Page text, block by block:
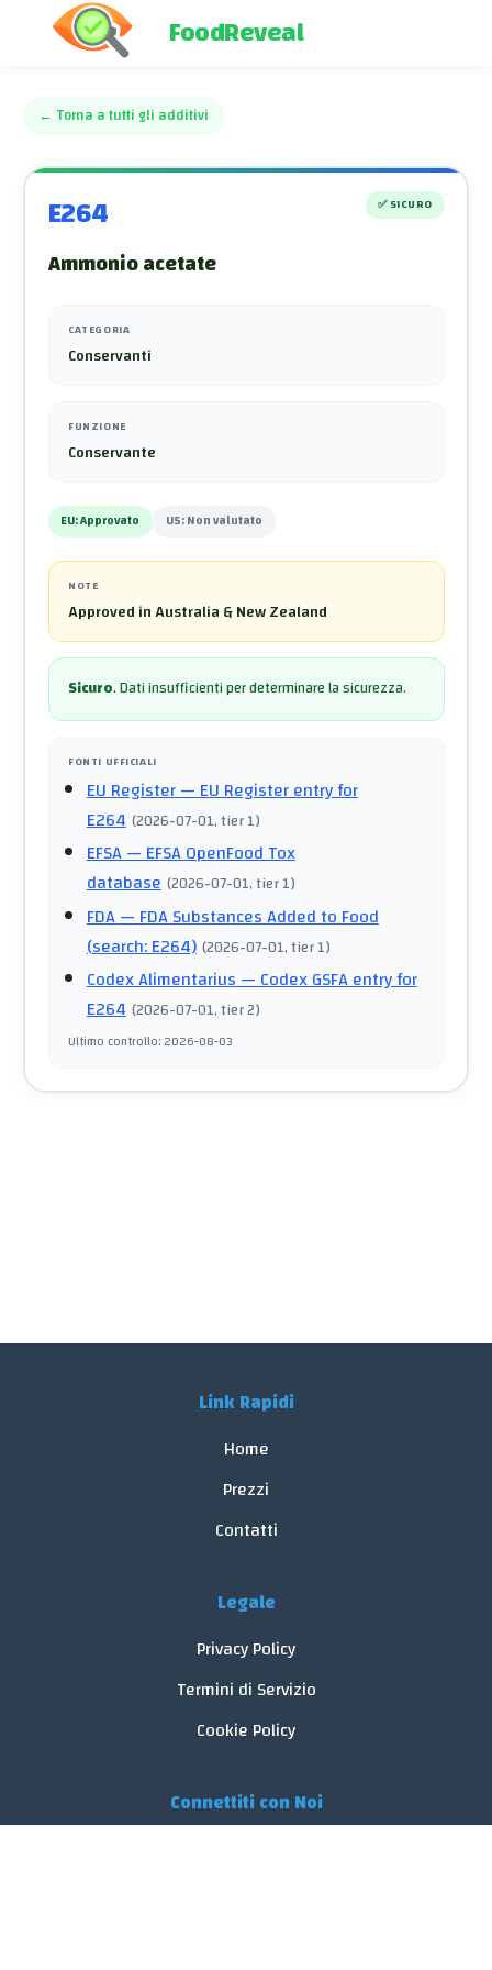
FoodReveal
← Torna a tutti gli additivi
E264 ✅SICURO
Ammonio acetate
CATEGORIA
Conservanti
FUNZIONE
Conservante
EU:Approvato US:Non valutato
NOTE
Approved in Australia & New Zealand
Sicuro.Dati insufficienti per determinare la sicurezza.
FONTI UFFICIALI
EU Register— EU Register entry for
E264 (2026-07-01, tier 1)
EFSA— EFSA OpenFood Tox
database (2026-07-01, tier 1)
FDA— FDA Substances Added to Food
(search: E264) (2026-07-01, tier 1)
Codex Alimentarius— Codex GSFA entry for
E264 (2026-07-01, tier 2)
Ultimo controllo:2026-08-03
Link Rapidi
Home
Prezzi
Contatti
Legale
Privacy Policy
Termini di Servizio
Cookie Policy
Connettiti con Noi